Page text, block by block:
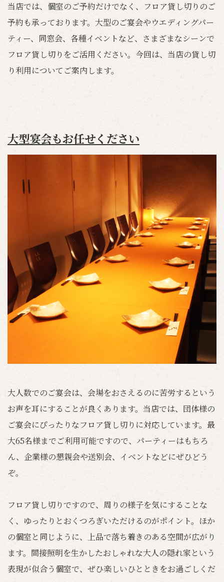
当店では、個室のご予約だけでなく、フロア貸し切りのご
予約も承っております。大型のご宴会やウエディングパー
ティー、同窓会、各種イベントなど、さまざまなシーンで
フロア貸し切りをご活用ください。今回は、当店の貸し切
り利用についてご案内します。
大型宴会もお任せください
大人数でのご宴会は、会場をおさえるのに苦労するという
お声を耳にすることが良くあります。当店では、団体様の
ご宴会にぴったりなフロア貸し切りに対応しています。最
大65名様までご利用可能ですので、パーティーはもちろ
ん、企業様の懇親会や送別会、イベントなどにぜひどう
ぞ。
フロア貸し切りですので、周りの様子を気にすることな
く、ゆったりとおくつろぎいただけるのがポイント。ほか
の個室と同じように、上品で落ち着きのある空間が広がり
ます。間接照明を生かしたおしゃれな大人の隠れ家という
表現が似合う個室で、ぜひ楽しいひとときをお過ごしくだ